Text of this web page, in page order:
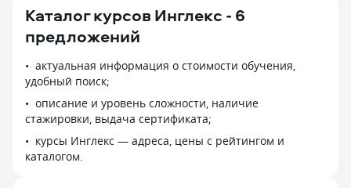
Каталог курсов Инглекс - 6
предложений
актуальная информация о стоимости обучения,
удобный поиск;
описание и уровень сложности, наличие
стажировки, выдача сертификата;
курсы Инглекс — адреса, цены с рейтингом и
каталогом.